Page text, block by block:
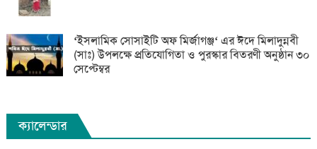
‘ইসলামিক সোসাইটি অফ মির্জাগঞ্জ‘ এর ঈদে মিলাদুন্নবী
(সাঃ) উপলক্ষে প্রতিযোগিতা ও পুরস্কার বিতরণী অনুষ্ঠান ৩০
সেপ্টেম্বর
ক্যালেন্ডার